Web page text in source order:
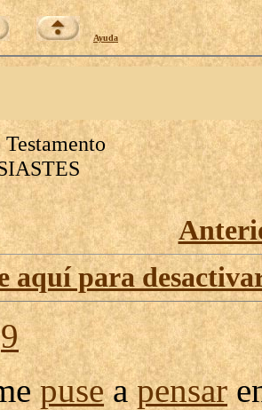
Ayuda
aquí para
9
puseapensar